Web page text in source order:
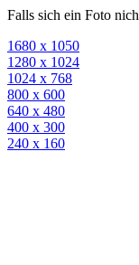
Falls sich ein Foto
1680 x 1050
1280 x 1024
1024 x 768
800 x 600
640 x 480
400 x 300
240 x 160